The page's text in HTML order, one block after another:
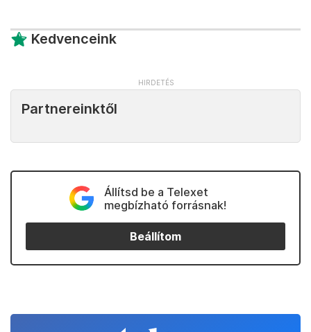
Kedvenceink
Partnereinktől
Állítsd be a Telexet
megbízható forrásnak!
Beállítom